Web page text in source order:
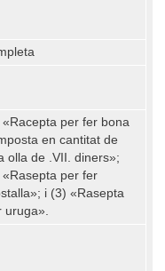
«Racepta per fer bona
en cantitat de
olla de .VII. diners»;
«Rasepta per fer
i (3) «Rasepta
uruga».